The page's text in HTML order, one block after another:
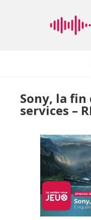
Sony, la fin
services –